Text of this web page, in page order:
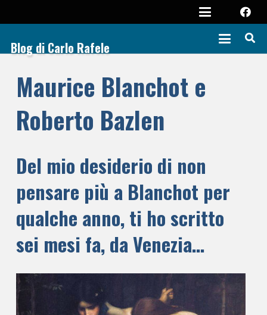
Blog di Carlo Rafele
Maurice Blanchot e
Roberto Bazlen
Del mio desiderio di non
pensare più a Blanchot per
qualche anno, ti ho scritto
sei mesi fa, da Venezia…